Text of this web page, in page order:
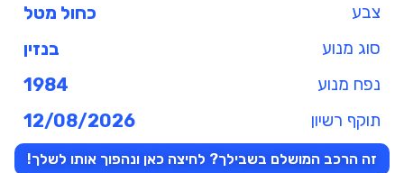
צבע כחול מטל
סוג מנוע בנזין
נפח מנוע 1984
תוקף רשיון 12/08/2026
זה הרכב המושלם בשבילך? לחיצה כאן ונהפוך אותו לשלך!